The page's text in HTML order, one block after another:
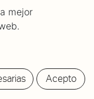
mejor
Acepto